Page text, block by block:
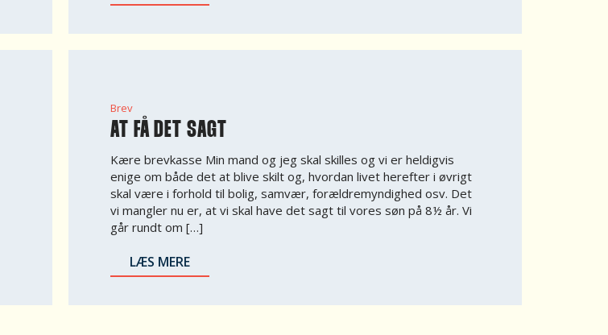
Brev
AT FÅ DET SAGT
Kære brevkasse Min mand og jeg skal skilles og vi er heldigvis
enige om både det at blive skilt og, hvordan livet herefter i øvrigt
skal være i forhold til bolig, samvær, forældremyndighed osv. Det
vi mangler nu er, at vi skal have det sagt til vores søn på 8½ år. Vi
går rundt om […]
LÆS MERE